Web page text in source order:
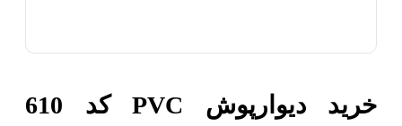
خرید دیوارپوش PVC کد 610